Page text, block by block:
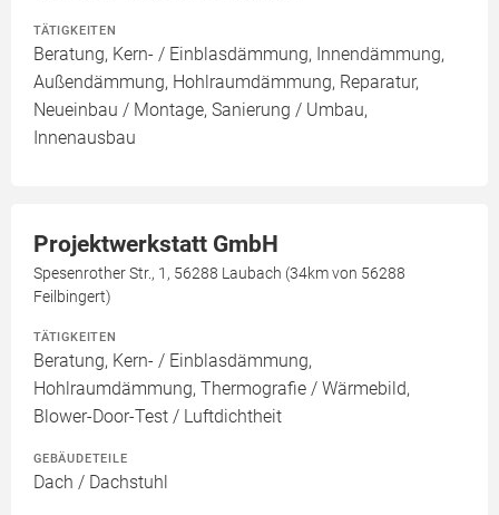
TÄTIGKEITEN
Beratung, Kern- / Einblasdämmung, Innendämmung,
Außendämmung, Hohlraumdämmung, Reparatur,
Neueinbau / Montage, Sanierung / Umbau,
Innenausbau
Projektwerkstatt GmbH
Spesenrother Str., 1, 56288 Laubach (34km von 56288
Feilbingert)
TÄTIGKEITEN
Beratung, Kern- / Einblasdämmung,
Hohlraumdämmung, Thermografie / Wärmebild,
Blower-Door-Test / Luftdichtheit
GEBÄUDETEILE
Dach / Dachstuhl